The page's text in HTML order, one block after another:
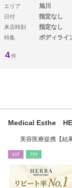
エリア 旭川
日付 指定なし
来店時刻 指定なし
特集 ボディライ
4件
Medical Esthe
美容医療提携【結
ｴｽﾃ ﾘﾗｸ